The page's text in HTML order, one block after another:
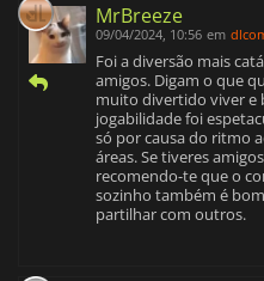
MrBreeze
09/04/2024, 10:56 em
Foi a diversão mais
amigos. Digam o que
muito divertido viver e
jogabilidade foi
só por causa do ritmo
áreas. Se tiveres
recomendo-te que o
sozinho também é
partilhar com outros.